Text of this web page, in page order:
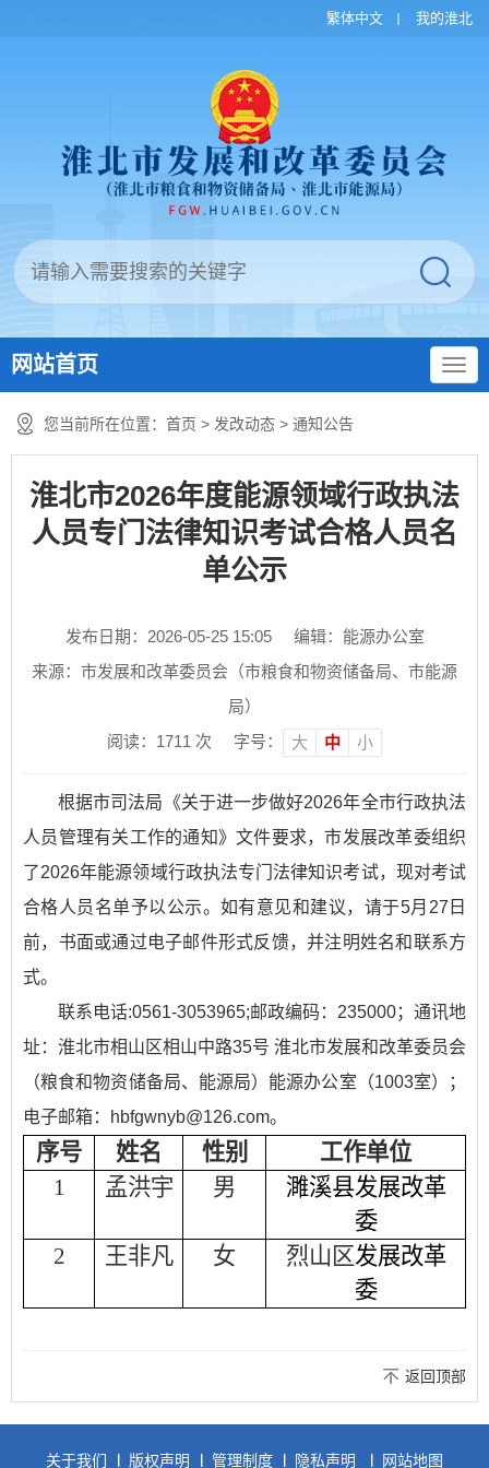
繁体中文 我的淮北
网站首页
您当前所在位置： 首页 > 发改动态 > 通知公告
淮北市2026年度能源领域行政执法
人员专门法律知识考试合格人员名
单公示
发布日期：2026-05-25 15:05
编辑：能源办公室
来源：市发展和改革委员会（市粮食和物资储备局、市能源
局）
阅读： 1711 次 字号： 大 中 小
根据市司法局《关于进一步做好2026年全市行政执法
人员管理有关工作的通知》文件要求，市发展改革委组织
了2026年能源领域行政执法专门法律知识考试，现对考试
合格人员名单予以公示。如有意见和建议，请于5月27日
前，书面或通过电子邮件形式反馈，并注明姓名和联系方
式。
联系电话:0561-3053965;邮政编码：235000；通讯地
址：淮北市相山区相山中路35号 淮北市发展和改革委员会
（粮食和物资储备局、能源局）能源办公室（1003室）；
电子邮箱：
hbfgwnyb@126.com。
序号 姓名 性别
工作单位
1
孟洪宇 男
濉溪县发展改革
委
2
王非凡 女 烈山区发展改革
委
返回顶部
关于我们 版权声明 管理制度 隐私声明 网站地图